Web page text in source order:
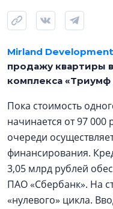
Mirland
продажу квартиры
комплекса
Пока стоимость
начинается от 97 000
очереди
финансирования.
3,05 млрд рублей
ПАО «Сбербанк». На
«нулевого» цикла.